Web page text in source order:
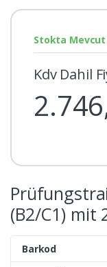
(B2/C1) mit
Barkod
Stokta Mevcut
Kdv Dahil